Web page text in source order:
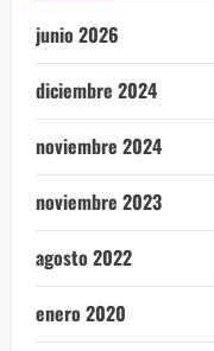
junio 2026
diciembre 2024
noviembre 2024
noviembre 2023
agosto 2022
enero 2020